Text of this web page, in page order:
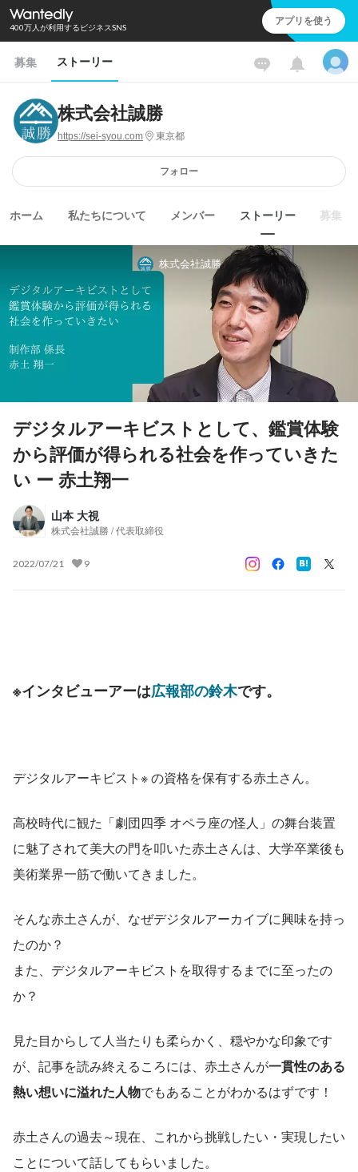
400万人が利用するビジネスSNS アプリを使う
募集 ストーリー
株式会社誠勝
https://sei-syou.com 東京都
フォロー
ホーム 私たちについて メンバー ストーリー 募集
株式会社誠勝
デジタルアーキビストとして、鑑賞体験
から評価が得られる社会を作っていきた
い ー 赤土翔一
山本 大視
株式会社誠勝 / 代表取締役
2022/07/21 9
※インタビューアーは広報部の鈴木です。
デジタルアーキビスト※ の資格を保有する赤土さん。
高校時代に観た「劇団四季 オペラ座の怪人」の舞台装置
に魅了されて美大の門を叩いた赤土さんは、大学卒業後も
美術業界一筋で働いてきました。
そんな赤土さんが、なぜデジタルアーカイブに興味を持っ
たのか？
また、デジタルアーキビストを取得するまでに至ったの
か？
見た目からして人当たりも柔らかく、穏やかな印象です
が、記事を読み終えるころには、赤土さんが一貫性のある
熱い想いに溢れた人物でもあることがわかるはずです！
赤土さんの過去～現在、これから挑戦したい・実現したい
ことについて話してもらいました。